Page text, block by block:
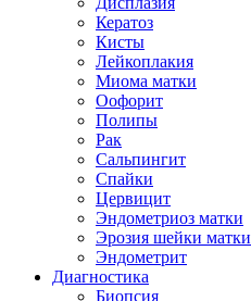
Кератоз
Кисты
Лейкоплакия
Миома матки
Оофорит
Полипы
Рак
Сальпингит
Спайки
Цервицит
Эндометриоз матки
Эрозия шейки матки
Эндометрит
Диагностика
Биопсия